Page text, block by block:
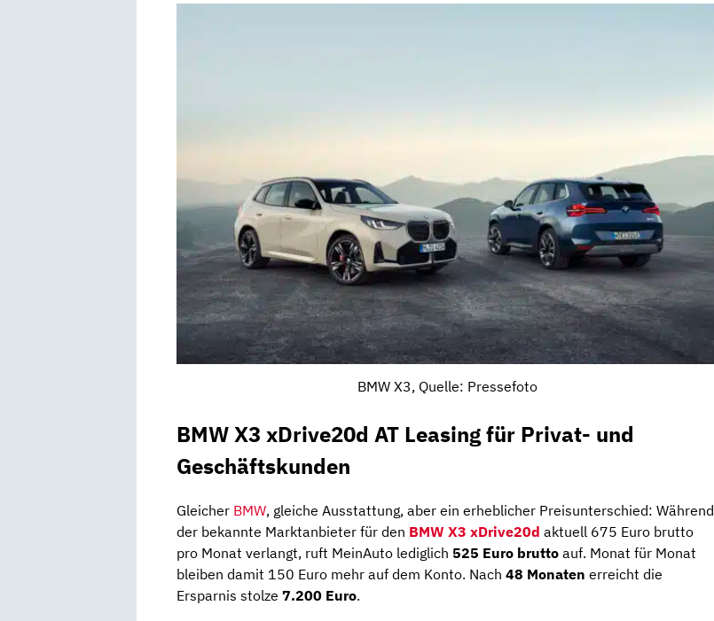
BMW X3, Quelle: Pressefoto
BMW X3 xDrive20d AT Leasing für Privat- und
Geschäftskunden
Gleicher BMW, gleiche Ausstattung, aber ein erheblicher Preisunterschied: Während
der bekannte Marktanbieter für den BMW X3 xDrive20d aktuell 675 Euro brutto
pro Monat verlangt, ruft MeinAuto lediglich 525 Euro brutto auf. Monat für Monat
bleiben damit 150 Euro mehr auf dem Konto. Nach 48 Monaten erreicht die
Ersparnis stolze 7.200 Euro.